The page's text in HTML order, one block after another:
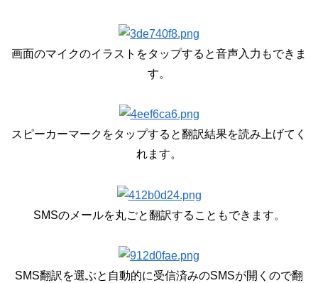
画面のマイクのイラストをタップすると音声入力もできま
す。
スピーカーマークをタップすると翻訳結果を読み上げてく
れます。
SMSのメールを丸ごと翻訳することもできます。
SMS翻訳を選ぶと自動的に受信済みのSMSが開くので翻